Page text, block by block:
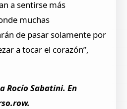
a sentirse más
muchas
de pasar solamente por
a tocar el corazón”,
Rocío Sabatini. En